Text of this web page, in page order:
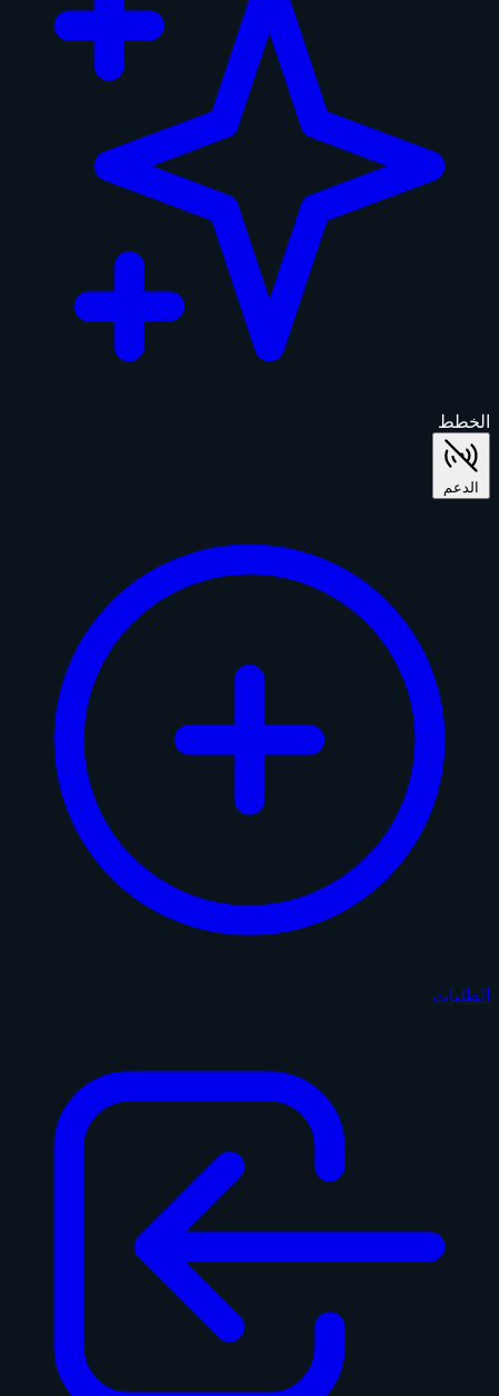
الخطط
الدعم
الطلبات